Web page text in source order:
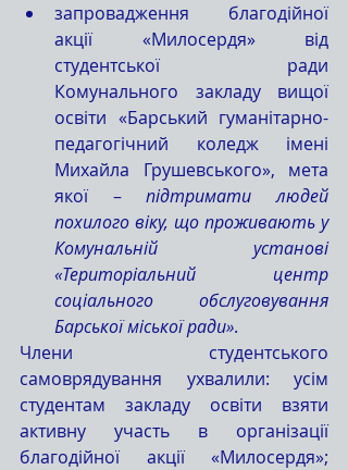
запровадження благодійної
акції «Милосердя» від
студентської ради
Комунального закладу вищої
освіти «Барський гуманітарно-
педагогічний коледж імені
Михайла Грушевського», мета
якої
– підтримати людей
похилого віку, що проживають у
Комунальній установі
«Територіальний центр
соціального обслуговування
Барської міської ради».
Члени студентського
самоврядування ухвалили: усім
студентам закладу освіти взяти
активну участь в організації
благодійної акції «Милосердя»;